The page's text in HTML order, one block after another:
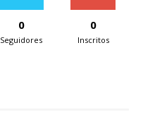
0
Seguidores
0
Inscritos